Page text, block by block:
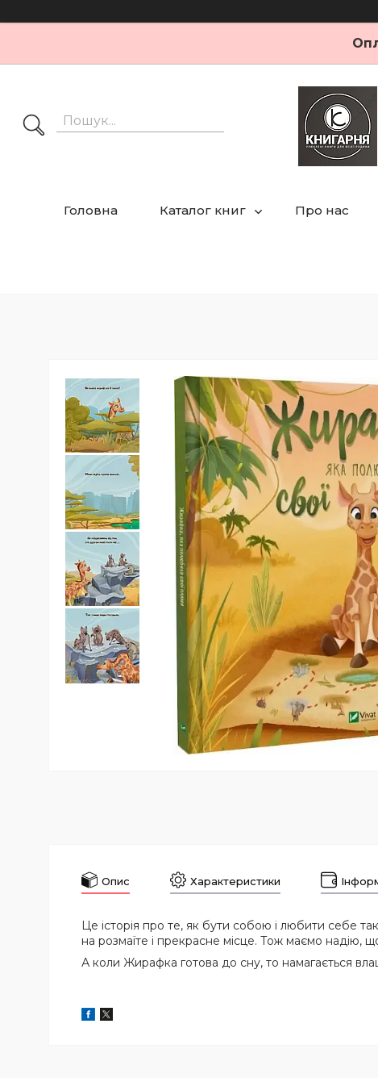
Головна Каталог книг Про нас
Опис Характеристики
Це історія про те, як бути собою і любити себе
на розмаїте і прекрасне місце. Тож маємо надію,
А коли Жирафка готова до сну, то намагається